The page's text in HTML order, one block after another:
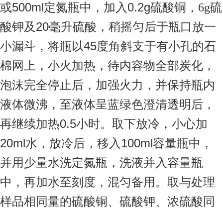
或500ml定氮瓶中，加入 0.2g硫酸铜， 6g硫
酸钾及20毫升硫酸，稍摇匀后于瓶口放一
小漏斗，将瓶以45度角斜支于有小孔的石
棉网上，小火加热，待内容物全部炭化，
泡沫完全停止后，加强火力，并保持瓶内
液体微沸，至液体呈蓝绿色澄清透明后，
再继续加热0.5小时。取下放冷，小心加
20ml水，放冷后，移入 100ml容量瓶中，
并用少量水洗定氮瓶，洗液并入容量瓶
中，再加水至刻度，混匀备用。取与处理
样品相同量的硫酸铜、硫酸钾、浓硫酸同